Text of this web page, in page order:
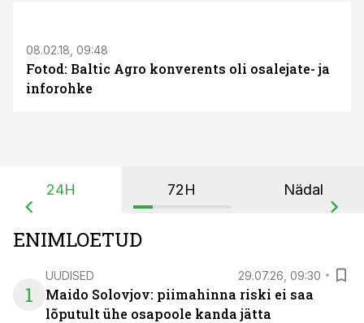
08.02.18, 09:48
Fotod: Baltic Agro konverents oli osalejate- ja
inforohke
24H 72H Nädal
ENIMLOETUD
1
UUDISED 29.07.26, 09:30
Maido Solovjov: piimahinna riski ei saa
lõputult ühe osapoole kanda jätta